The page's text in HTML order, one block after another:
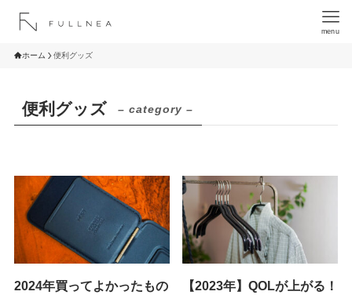
menu
ホーム 便利グッズ
便利グッズ – category –
2024年買ってよかったもの
【2023年】QOLが上がる！